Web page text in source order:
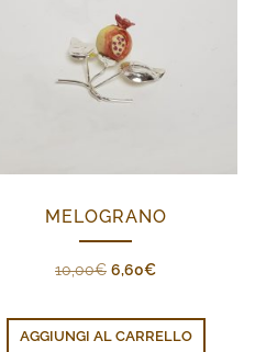
MELOGRANO
10,00€ Il
originale
era:
6,60€Il
attuale
è:
AGGIUNGI AL CARRELLO